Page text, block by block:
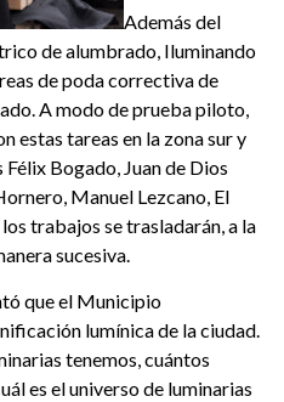
Además del
de alumbrado, Iluminando
de poda correctiva de
A modo de prueba piloto,
estas tareas en la zona sur y
Bogado, Juan de Dios
Manuel Lezcano, El
trabajos se trasladarán, a la
sucesiva.
que el Municipio
lumínica de la ciudad.
tenemos, cuántos
es el universo de luminarias